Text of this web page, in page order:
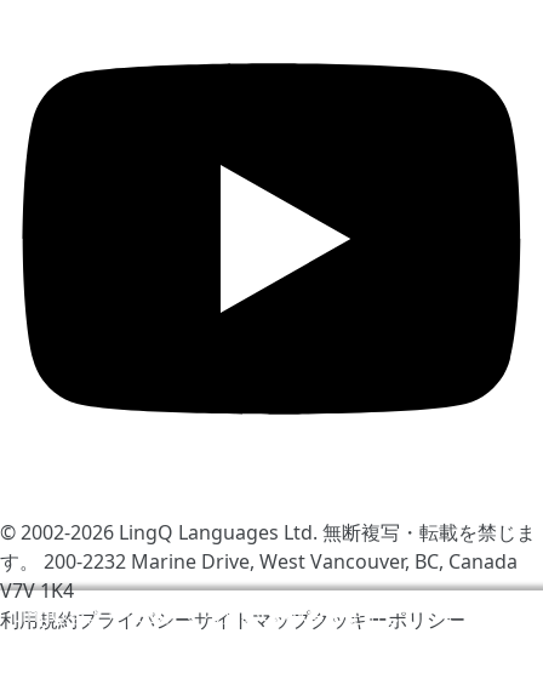
LingQをより快適にするためCookieを使用しています。サ
© 2002-2026 LingQ Languages Ltd. 無断複写・転載を禁じま
す。 200-2232 Marine Drive, West Vancouver, BC, Canada
V7V 1K4
利用規約プライバシーサイトマップクッキーポリシー